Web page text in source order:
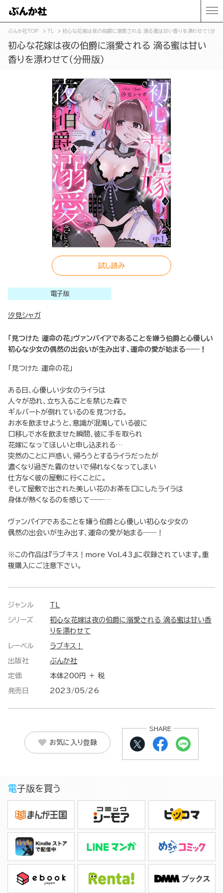
ぶんか社TOP TL 初心な花嫁は夜の伯爵に溺愛される 滴る蜜は甘い香りを漂わせて（分冊
初心な花嫁は夜の伯爵に溺愛される 滴る蜜は甘い
香りを漂わせて（分冊版）
試し読み
電子版
汐見シャガ
「見つけた 運命の花」ヴァンパイアであることを嫌う伯爵と心優しい
初心な少女の偶然の出会いが生み出す、運命の愛が始まる――！
「見つけた 運命の花」
ある日、心優しい少女のライラは
人々が恐れ、立ち入ることを禁じた森で
ギルバートが倒れているのを見つける。
お水を飲ませようと、意識が混濁している彼に
口移しで水を飲ませた瞬間、彼に手を取られ
花嫁になってほしいと申し込まれる…
突然のことに戸惑い、帰ろうとするライラだったが
濃くなり過ぎた霧のせいで帰れなくなってしまい
仕方なく彼の屋敷に行くことに。
そして屋敷で出された美しい花のお茶を口にしたライラは
身体が熱くなるのを感じて――…
ヴァンパイアであることを嫌う伯爵と心優しい初心な少女の
偶然の出会いが生み出す、運命の愛が始まる――！
※この作品は『ラブキス！more Vol.43』に収録されています。重
複購入にご注意下さい。
ジャンル
シリーズ
初心な花嫁は夜の伯爵に溺愛される 滴る蜜は甘い香
りを漂わせて
レーベル ラブキス！
出版社 ぶんか社
定価 本体200円 ＋ 税
発売日 2023/05/26
お気に入り登録
SHARE
電子版を買う